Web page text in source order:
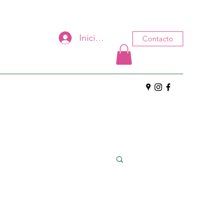
Contacto
Iniciar sesión